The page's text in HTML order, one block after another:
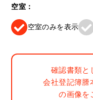
空室：
空室のみを表示
確認書類と
会社登記簿謄
の画像を